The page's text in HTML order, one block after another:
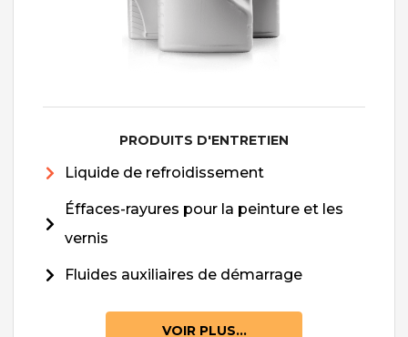
PRODUITS D'ENTRETIEN
Liquide de refroidissement
Éffaces-rayures pour la peinture et les
vernis
Fluides auxiliaires de démarrage
VOIR PLUS...